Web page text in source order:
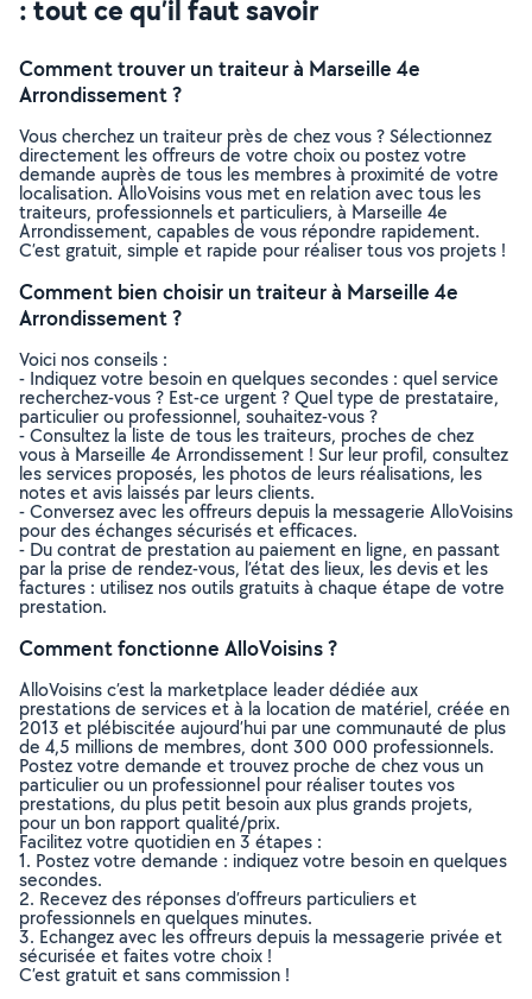
: tout ce qu’il faut savoir
Comment trouver un traiteur à Marseille 4e
Arrondissement ?
Vous cherchez un traiteur près de chez vous ? Sélectionnez
directement les offreurs de votre choix ou postez votre
demande auprès de tous les membres à proximité de votre
localisation. AlloVoisins vous met en relation avec tous les
traiteurs, professionnels et particuliers, à Marseille 4e
Arrondissement, capables de vous répondre rapidement.
C’est gratuit, simple et rapide pour réaliser tous vos projets !
Comment bien choisir un traiteur à Marseille 4e
Arrondissement ?
Voici nos conseils :
- Indiquez votre besoin en quelques secondes : quel service
recherchez-vous ? Est-ce urgent ? Quel type de prestataire,
particulier ou professionnel, souhaitez-vous ?
- Consultez la liste de tous les traiteurs, proches de chez
vous à Marseille 4e Arrondissement ! Sur leur profil, consultez
les services proposés, les photos de leurs réalisations, les
notes et avis laissés par leurs clients.
- Conversez avec les offreurs depuis la messagerie AlloVoisins
pour des échanges sécurisés et efficaces.
- Du contrat de prestation au paiement en ligne, en passant
par la prise de rendez-vous, l’état des lieux, les devis et les
factures : utilisez nos outils gratuits à chaque étape de votre
prestation.
Comment fonctionne AlloVoisins ?
AlloVoisins c’est la marketplace leader dédiée aux
prestations de services et à la location de matériel, créée en
2013 et plébiscitée aujourd’hui par une communauté de plus
de 4,5 millions de membres, dont 300 000 professionnels.
Postez votre demande et trouvez proche de chez vous un
particulier ou un professionnel pour réaliser toutes vos
prestations, du plus petit besoin aux plus grands projets,
pour un bon rapport qualité/prix.
Facilitez votre quotidien en 3 étapes :
1. Postez votre demande : indiquez votre besoin en quelques
secondes.
2. Recevez des réponses d’offreurs particuliers et
professionnels en quelques minutes.
3. Echangez avec les offreurs depuis la messagerie privée et
sécurisée et faites votre choix !
C’est gratuit et sans commission !